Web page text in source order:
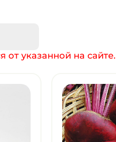
от указанной на сайте.